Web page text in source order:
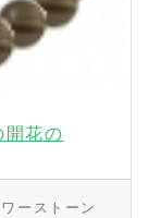
開花の
ーストーン